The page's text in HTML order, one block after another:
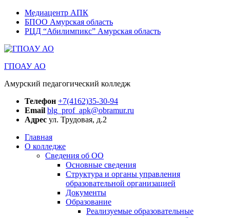
Медиацентр АПК
БПОО Амурская область
РЦД “Абилимпикс” Амурская область
ГПОАУ АО
Амурский педагогический колледж
Телефон +7(4162)35-30-94
Email blg_prof_apk@obramur.ru
Адрес ул. Трудовая, д.2
Главная
О колледже
Сведения об ОО
Основные сведения
Структура и органы управления
образовательной организацией
Документы
Образование
Реализуемые образовательные